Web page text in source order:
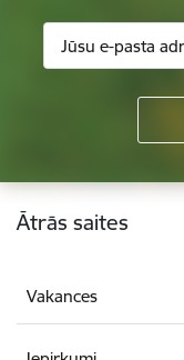
Kājene
Ātrās saites
Vakances